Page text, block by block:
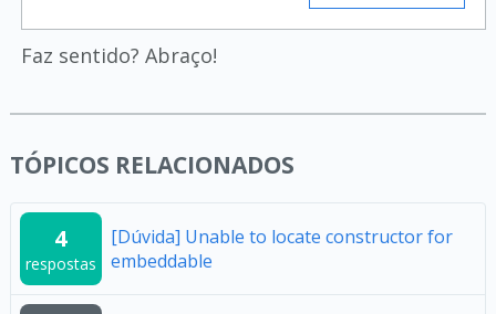
Faz sentido? Abraço!
TÓPICOS RELACIONADOS
4
respostas
[Dúvida] Unable to locate constructor for
embeddable